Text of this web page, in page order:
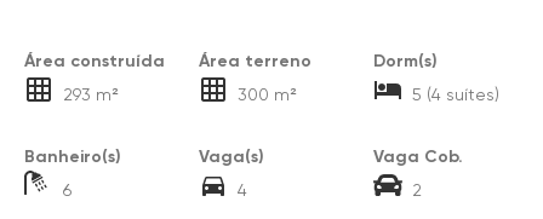
Área construída
293 m²
Área terreno
300 m²
Dorm(s)
5 (4 suítes)
Banheiro(s)
6
Vaga(s)
4
Vaga Cob.
2